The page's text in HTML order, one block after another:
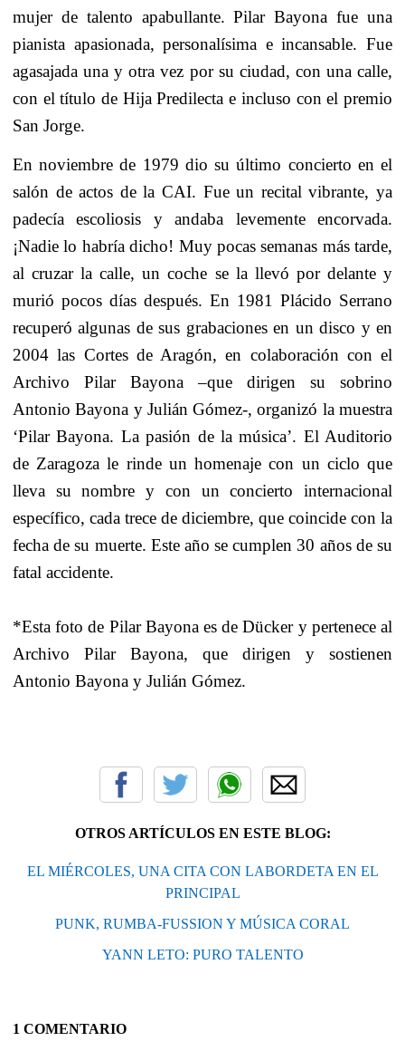
mujer de talento apabullante. Pilar Bayona fue una
pianista apasionada, personalísima e incansable. Fue
agasajada una y otra vez por su ciudad, con una calle,
con el título de Hija Predilecta e incluso con el premio
San Jorge.
En noviembre de 1979 dio su último concierto en el
salón de actos de la CAI. Fue un recital vibrante, ya
padecía escoliosis y andaba levemente encorvada.
¡Nadie lo habría dicho! Muy pocas semanas más tarde,
al cruzar la calle, un coche se la llevó por delante y
murió pocos días después. En 1981 Plácido Serrano
recuperó algunas de sus grabaciones en un disco y en
2004 las Cortes de Aragón, en colaboración con el
Archivo Pilar Bayona –que dirigen su sobrino
Antonio Bayona y Julián Gómez-, organizó la muestra
‘Pilar Bayona. La pasión de la música’. El Auditorio
de Zaragoza le rinde un homenaje con un ciclo que
lleva su nombre y con un concierto internacional
específico, cada trece de diciembre, que coincide con la
fecha de su muerte. Este año se cumplen 30 años de su
fatal accidente.
*Esta foto de Pilar Bayona es de Dücker y pertenece al
Archivo Pilar Bayona, que dirigen y sostienen
Antonio Bayona y Julián Gómez.
OTROS ARTÍCULOS EN ESTE BLOG:
EL MIÉRCOLES, UNA CITA CON LABORDETA EN EL
PRINCIPAL
PUNK, RUMBA-FUSSION Y MÚSICA CORAL
YANN LETO: PURO TALENTO
1 COMENTARIO